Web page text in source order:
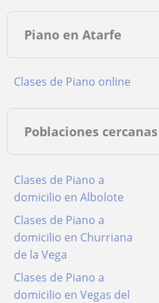
Piano en Atarfe
Clases de Piano online
Poblaciones
Clases de Piano a
domicilio en Albolote
Clases de Piano a
domicilio en Churriana
de la Vega
Clases de Piano a
domicilio en Vegas del